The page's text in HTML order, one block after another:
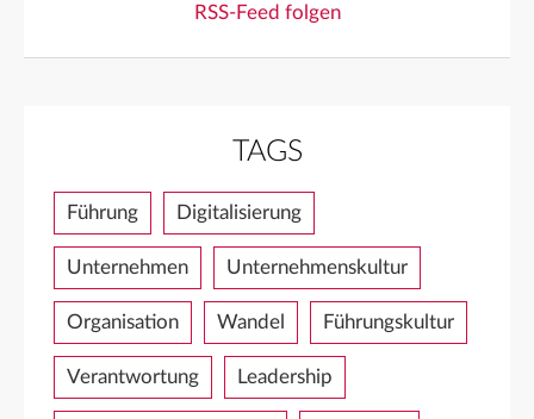
RSS-Feed folgen
TAGS
Führung Digitalisierung
Unternehmen Unternehmenskultur
Organisation Wandel Führungskultur
Verantwortung Leadership